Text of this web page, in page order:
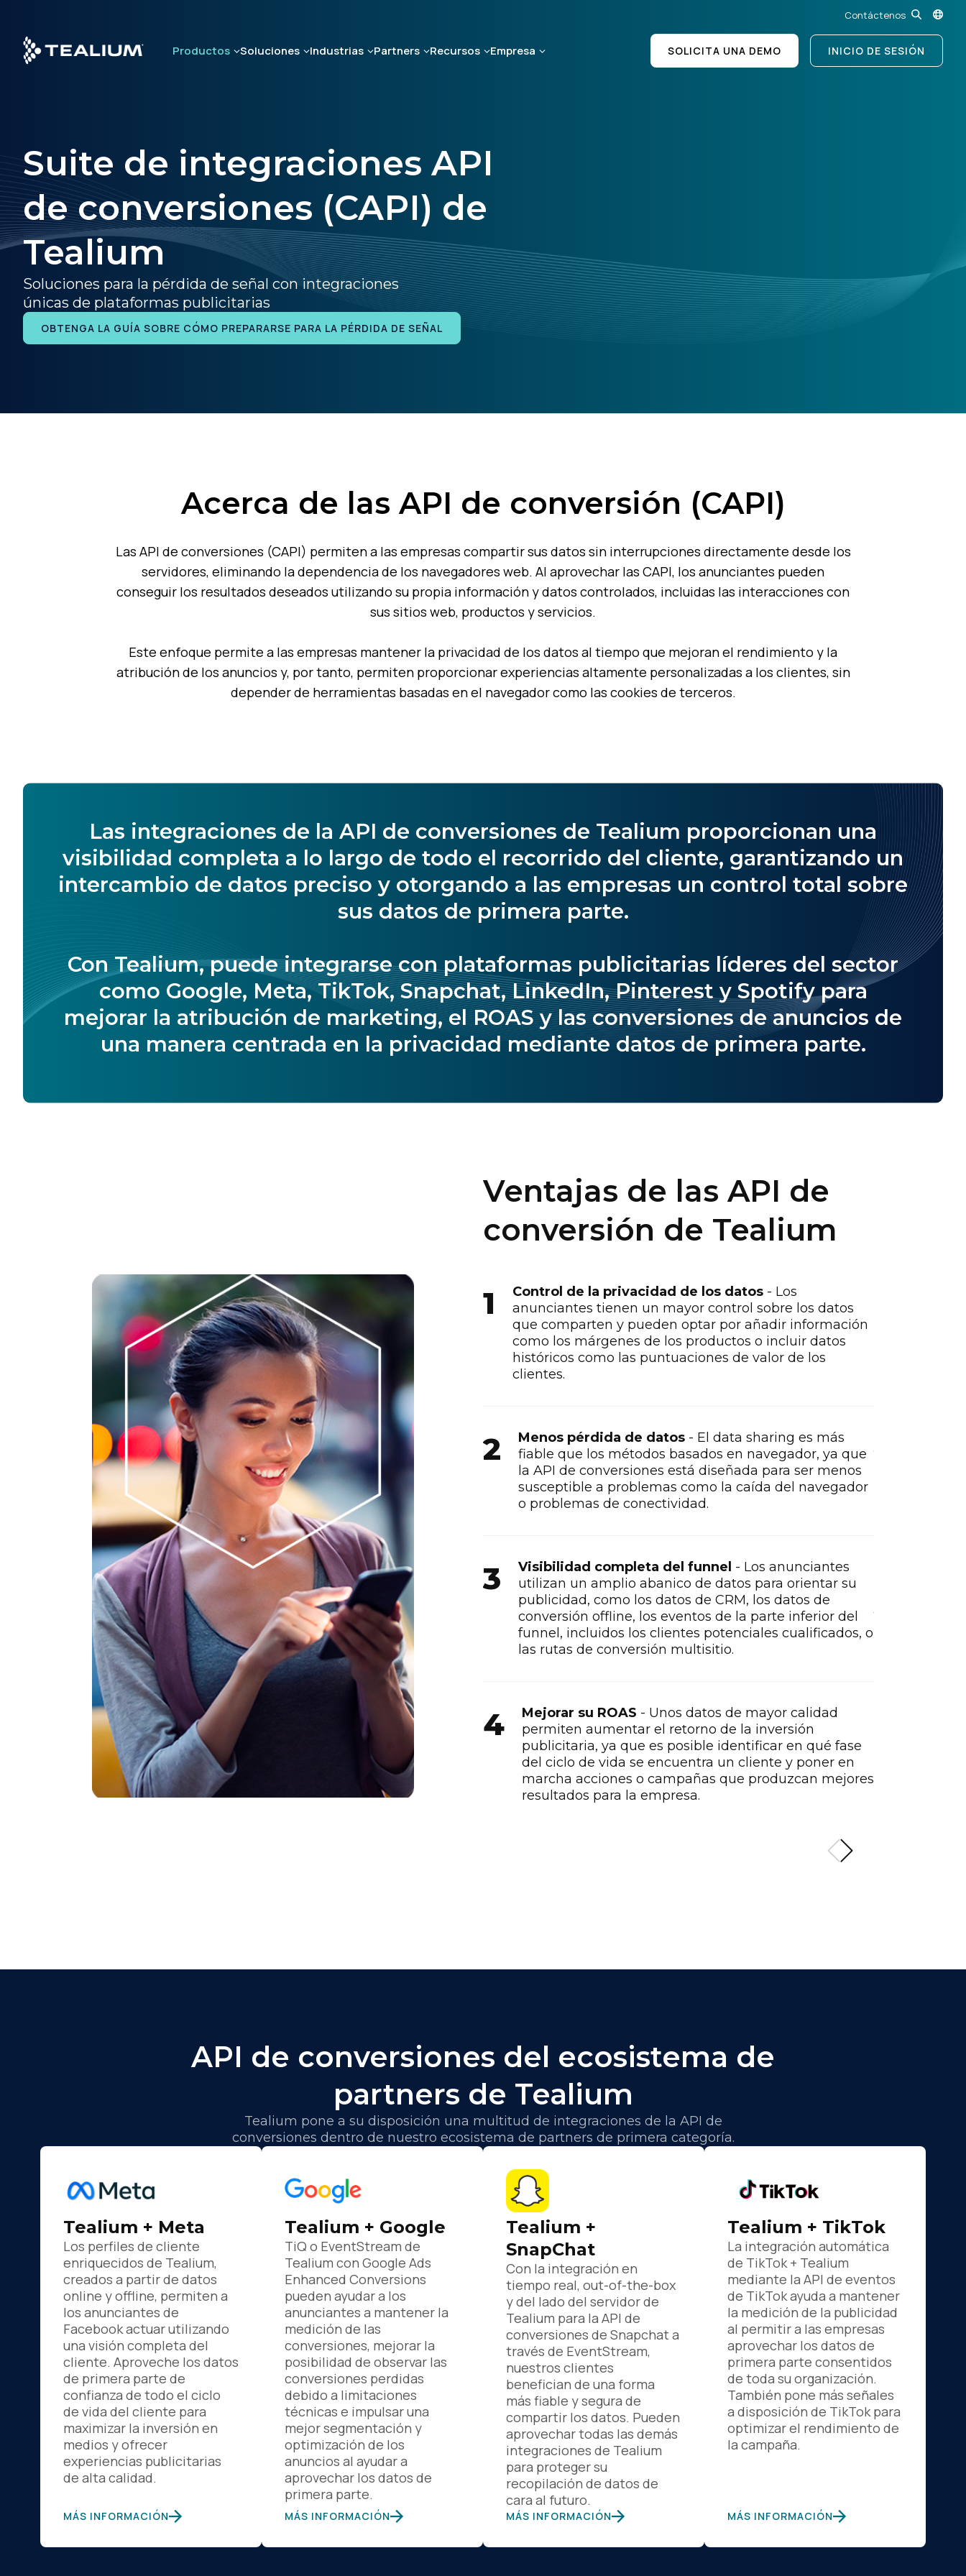
main
content
Contáctenos
Productos Soluciones Industrias Partners Recursos Empresa SOLICITA UNA DEMO INICIO DE SESIÓN
Suite de integraciones API
de conversiones (CAPI) de
Tealium
Soluciones para la pérdida de señal con integraciones
únicas de plataformas publicitarias
OBTENGA LA GUÍA SOBRE CÓMO PREPARARSE PARA LA PÉRDIDA DE SEÑAL
Acerca de las API de conversión (CAPI)
Las API de conversiones (CAPI) permiten a las empresas compartir sus datos sin interrupciones directamente desde los
servidores, eliminando la dependencia de los navegadores web. Al aprovechar las CAPI, los anunciantes pueden
conseguir los resultados deseados utilizando su propia información y datos controlados, incluidas las interacciones con
sus sitios web, productos y servicios.
Este enfoque permite a las empresas mantener la privacidad de los datos al tiempo que mejoran el rendimiento y la
atribución de los anuncios y, por tanto, permiten proporcionar experiencias altamente personalizadas a los clientes, sin
depender de herramientas basadas en el navegador como las cookies de terceros.
Las integraciones de la API de conversiones de Tealium proporcionan una
visibilidad completa a lo largo de todo el recorrido del cliente, garantizando un
intercambio de datos preciso y otorgando a las empresas un control total sobre
sus datos de primera parte.
Con Tealium, puede integrarse con plataformas publicitarias líderes del sector
como Google, Meta, TikTok, Snapchat, LinkedIn, Pinterest y Spotify para
mejorar la atribución de marketing, el ROAS y las conversiones de anuncios de
una manera centrada en la privacidad mediante datos de primera parte.
Ventajas de las API de
conversión de Tealium
1
Control de la privacidad de los datos - Los
anunciantes tienen un mayor control sobre los datos
que comparten y pueden optar por añadir información
como los márgenes de los productos o incluir datos
históricos como las puntuaciones de valor de los
clientes.
2 Menos pérdida de datos - El data sharing es más
fiable que los métodos basados en navegador, ya que
la API de conversiones está diseñada para ser menos
susceptible a problemas como la caída del navegador
o problemas de conectividad.
3 Visibilidad completa del funnel - Los anunciantes
utilizan un amplio abanico de datos para orientar su
publicidad, como los datos de CRM, los datos de
conversión offline, los eventos de la parte inferior del
funnel, incluidos los clientes potenciales cualificados, o
las rutas de conversión multisitio.
4 Mejorar su ROAS - Unos datos de mayor calidad
permiten aumentar el retorno de la inversión
publicitaria, ya que es posible identificar en qué fase
del ciclo de vida se encuentra un cliente y poner en
marcha acciones o campañas que produzcan mejores
resultados para la empresa.
API de conversiones del ecosistema de
partners de Tealium
Tealium pone a su disposición una multitud de integraciones de la API de
conversiones dentro de nuestro ecosistema de partners de primera categoría.
Tealium + Meta
Los perfiles de cliente
enriquecidos de Tealium,
creados a partir de datos
online y offline, permiten a
los anunciantes de
Facebook actuar utilizando
una visión completa del
cliente. Aproveche los datos
de primera parte de
confianza de todo el ciclo
de vida del cliente para
maximizar la inversión en
medios y ofrecer
experiencias publicitarias
de alta calidad.
MÁS INFORMACIÓN
Tealium + Google
TiQ o EventStream de
Tealium con Google Ads
Enhanced Conversions
pueden ayudar a los
anunciantes a mantener la
medición de las
conversiones, mejorar la
posibilidad de observar las
conversiones perdidas
debido a limitaciones
técnicas e impulsar una
mejor segmentación y
optimización de los
anuncios al ayudar a
aprovechar los datos de
primera parte.
MÁS INFORMACIÓN
Tealium +
SnapChat
Con la integración en
tiempo real, out-of-the-box
y del lado del servidor de
Tealium para la API de
conversiones de Snapchat a
través de EventStream,
nuestros clientes
benefician de una forma
más fiable y segura de
compartir los datos. Pueden
aprovechar todas las demás
integraciones de Tealium
para proteger su
recopilación de datos de
cara al futuro.
MÁS INFORMACIÓN
Tealium + TikTok
La integración automática
de TikTok + Tealium
mediante la API de eventos
de TikTok ayuda a mantener
la medición de la publicidad
al permitir a las empresas
aprovechar los datos de
primera parte consentidos
de toda su organización.
También pone más señales
a disposición de TikTok para
optimizar el rendimiento de
la campaña.
MÁS INFORMACIÓN